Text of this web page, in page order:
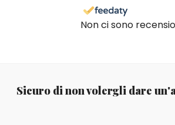
Non ci sono
Sicuro di non volergli dare